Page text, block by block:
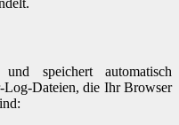
speichert automatisch
Log-Dateien, die Ihr Browser